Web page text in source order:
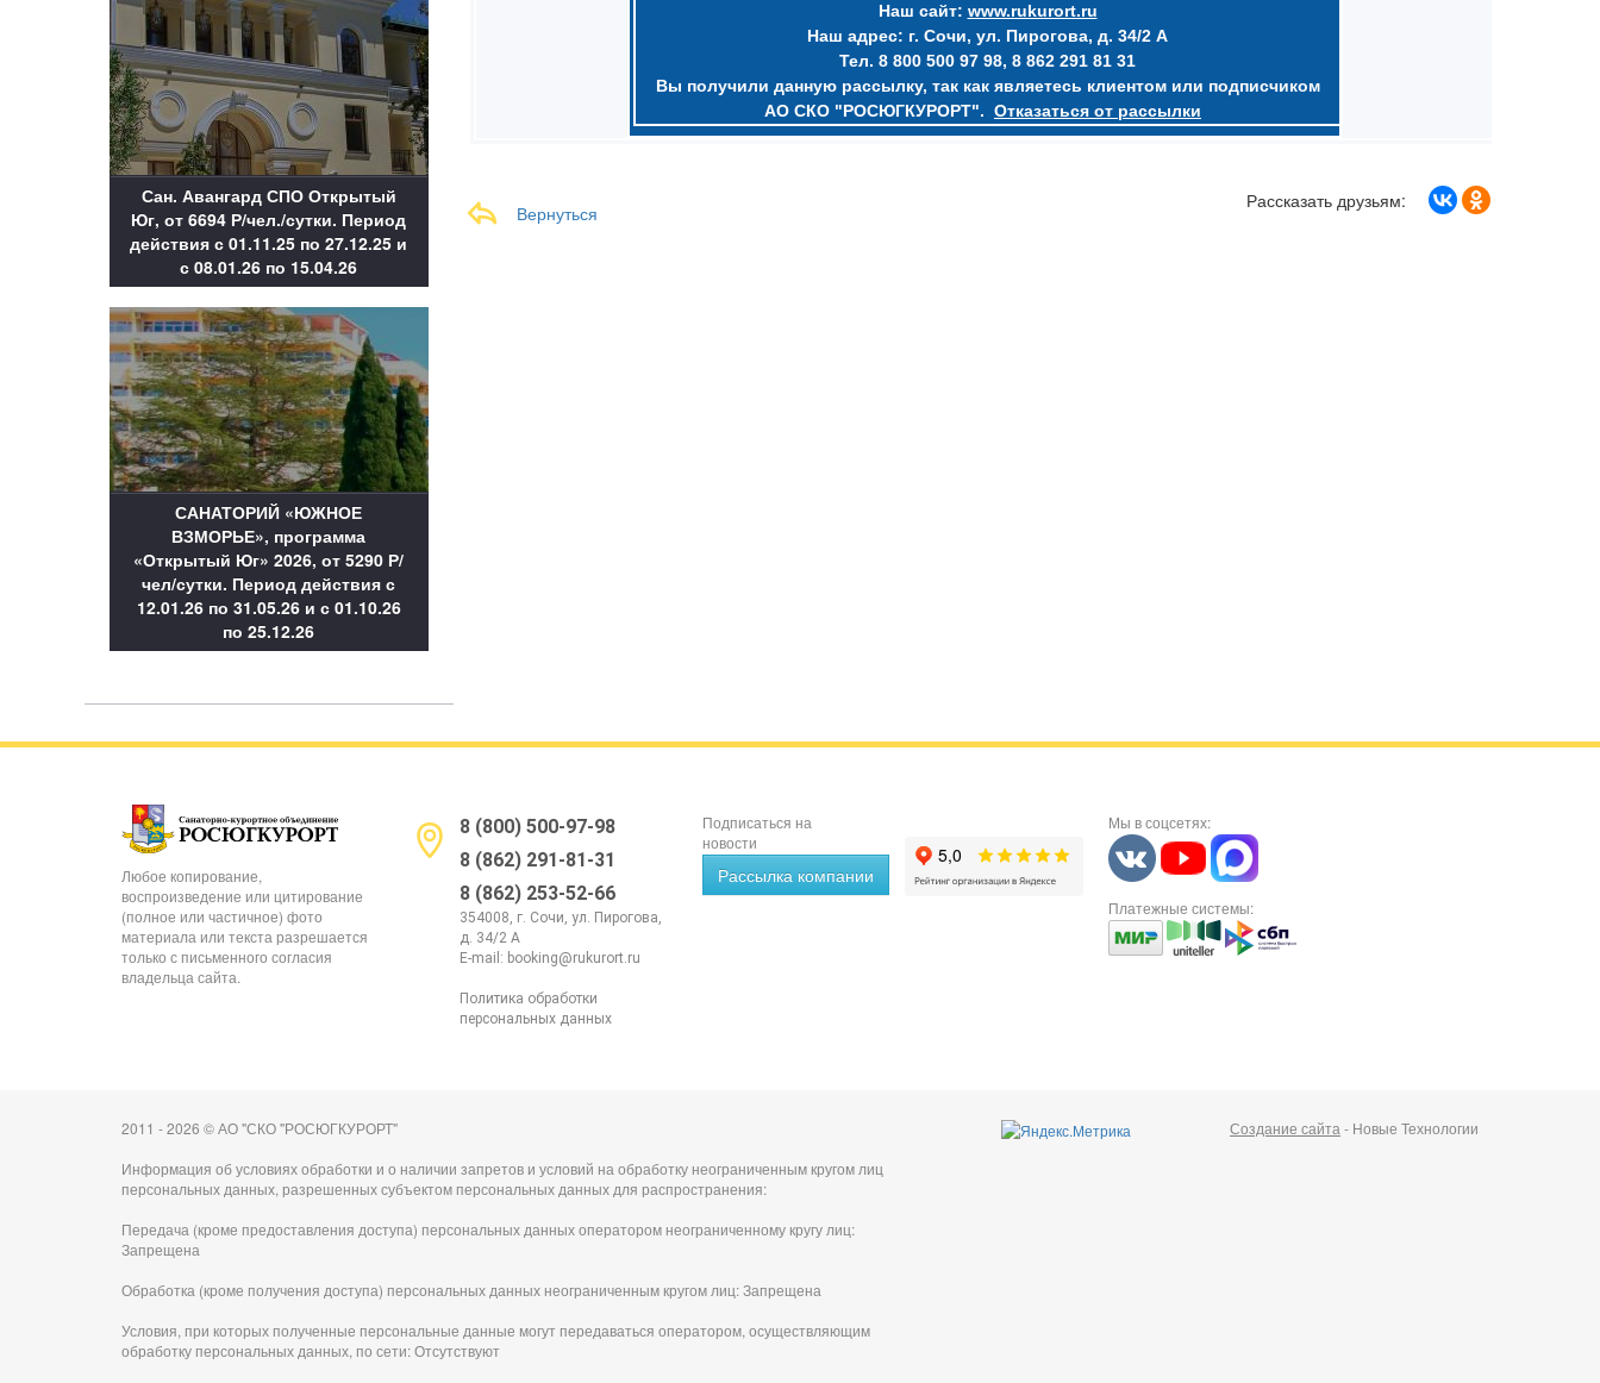
Сан. Авангард СПО Открытый
Юг, от 6694 Р/чел./сутки. Период
действия с 01.11.25 по 27.12.25 и
с 08.01.26 по 15.04.26
САНАТОРИЙ «ЮЖНОЕ
ВЗМОРЬЕ», программа
«Открытый Юг» 2026, от 5290 Р/
чел/сутки. Период действия с
12.01.26 по 31.05.26 и с 01.10.26
по 25.12.26
Наш сайт: www.rukurort.ru
Наш адрес: г. Сочи, ул. Пирогова, д. 34/2 А
Тел. 8 800 500 97 98, 8 862 291 81 31
Вы получили данную рассылку, так как являетесь клиентом или подписчиком
АО СКО "РОСЮГКУРОРТ". Отказаться от рассылки
Вернуться
Рассказать друзьям:
Любое копирование,
воспроизведение или цитирование
(полное или частичное) фото
материала или текста разрешается
только с письменного согласия
владельца сайта.
8 (800) 500-97-98
8 (862) 291-81-31
8 (862) 253-52-66
354008, г. Сочи, ул. Пирогова,
д. 34/2 А
E-mail: booking@rukurort.ru
Политика обработки
персональных данных
Подписаться на
новости
Рассылка компании
Мы в соцсетях:
Платежные системы:
2011 - 2026 © АО "СКО "РОСЮГКУРОРТ"
Информация об условиях обработки и о наличии запретов и условий на обработку неограниченным кругом лиц
персональных данных, разрешенных субъектом персональных данных для распространения:
Передача (кроме предоставления доступа) персональных данных оператором неограниченному кругу лиц:
Запрещена
Обработка (кроме получения доступа) персональных данных неограниченным кругом лиц: Запрещена
Условия, при которых полученные персональные данные могут передаваться оператором, осуществляющим
обработку персональных данных, по сети: Отсутствуют
Создание сайта - Новые Технологии